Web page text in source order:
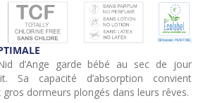
d’Ange garde bébé au sec de jour
Sa capacité d’absorption convient
dormeurs plongés dans leurs rêves.